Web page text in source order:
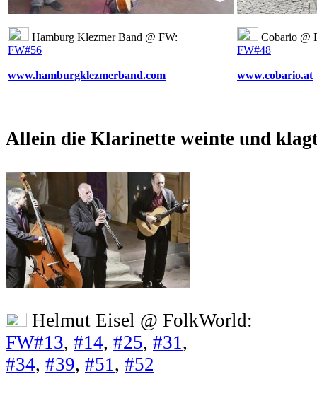
Hamburg Klezmer Band @ FW:
FW#56
www.hamburgklezmerband.com
Cobario @
FW#48
www.cobario.at
Allein die Klarinette weinte und
Helmut Eisel @ FolkWorld:
FW#13, #14, #25, #31 ,
#34, #39, #51 , #52